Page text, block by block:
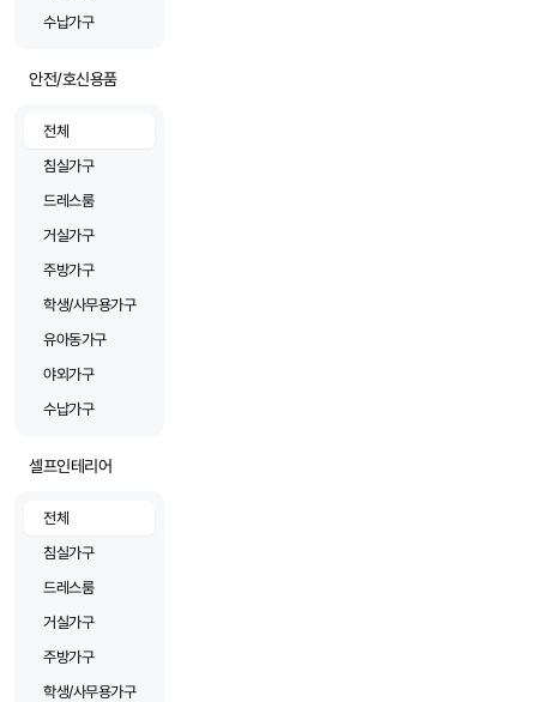
수납가구
안전/호신용품
전체
침실가구
드레스룸
거실가구
주방가구
학생/사무용가구
유아동가구
야외가구
수납가구
셀프인테리어
전체
침실가구
드레스룸
거실가구
주방가구
학생/사무용가구